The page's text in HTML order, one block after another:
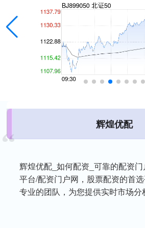
辉煌优配
辉煌优配_如何配资_可靠的配资
平台/配资门户网，股票配资的首
专业的团队，为您提供实时市场分